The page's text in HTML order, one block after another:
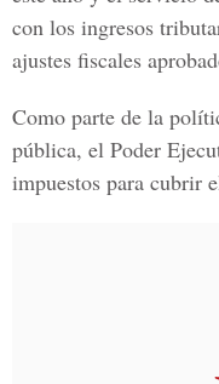
con los ingresos
ajustes fiscales
Como parte de la
pública, el Poder
impuestos para cubrir